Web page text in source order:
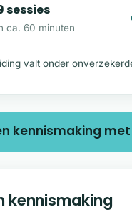
in patronen en
hypnotherapie
de
vanuit een
sessies
ca. 60 minuten
valt onder
kennismaking
kennismaking